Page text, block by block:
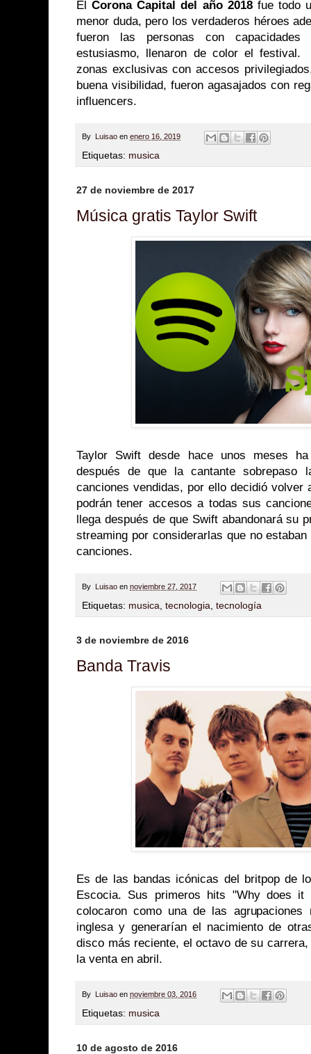
ElCorona Capital del año 2018fue todo
menor duda, pero los verdaderos héroes
fueron las personas con
estusiasmo, llenaron de color el
zonas exclusivas con accesos
buena visibilidad, fueron agasajados con
influencers.
By Luisao en enero 16, 2019
Etiquetas: musica
27 de noviembre de 2017
Música gratis Taylor Swift
Taylor Swift desde hace unos meses
después de que la cantante sobrepaso
canciones vendidas, por ello decidió volver
podrán tener accesos a todas sus
llega después de que Swift abandonará su
streaming por considerarlas que no
canciones.
By Luisao en noviembre 27, 2017
Etiquetas: musica tecnologia tecnología
3 de noviembre de 2016
Banda Travis
Es de las bandas icónicas del britpop de
Escocia. Sus primeros hits "Why does
colocaron como una de las
inglesa y generarían el nacimiento de
disco más reciente, el octavo de su
la venta en abril.
By Luisao en noviembre 03, 2016
Etiquetas: musica
10 de agosto de 2016